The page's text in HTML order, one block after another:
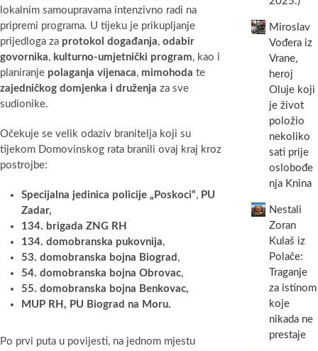
lokalnim samoupravama intenzivno radi na
pripremi programa. U tijeku je prikupljanje
prijedloga za protokol događanja, odabir
govornika, kulturno-umjetnički program, kao i
planiranje polaganja vijenaca, mimohoda te
zajedničkog domjenka i druženja za sve
sudionike.
Očekuje se velik odaziv branitelja koji su
tijekom Domovinskog rata branili ovaj kraj kroz
postrojbe:
Specijalna jedinica policije „Poskoci“, PU
Zadar,
134. brigada ZNG RH
134. domobranska pukovnija,
53. domobranska bojna Biograd ,
54. domobranska bojna Obrovac,
55. domobranska bojna Benkovac,
MUP RH, PU Biograd na Moru.
Po prvi puta u povijesti, na jednom mjestu
Miroslav
Vođera iz
Vrane,
heroj
Oluje koji
je život
položio
nekoliko
sati prije
oslobođe
nja Knina
Nestali
Zoran
Kulaš iz
Polače:
Traganje
za istinom
koje
nikada ne
prestaje